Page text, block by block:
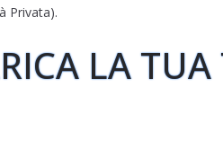
Privata).
LA TUA